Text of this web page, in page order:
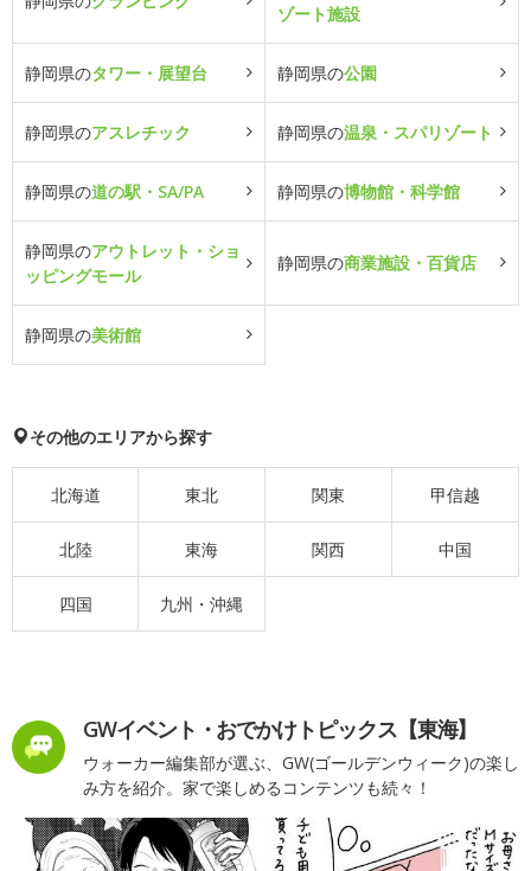
ゾート施設
静岡県のタワー・展望台 静岡県の公園
静岡県のアスレチック 静岡県の温泉・スパリゾート
静岡県の道の駅・SA/PA 静岡県の博物館・科学館
静岡県のアウトレット・ショ
ッピングモール
静岡県の商業施設・百貨店
静岡県の美術館
その他のエリアから探す
北海道 東北 関東 甲信越
北陸 東海 関西 中国
四国 九州・沖縄
GWイベント・おでかけトピックス【東海】
ウォーカー編集部が選ぶ、GW(ゴールデンウィーク)の楽し
み方を紹介。家で楽しめるコンテンツも続々！